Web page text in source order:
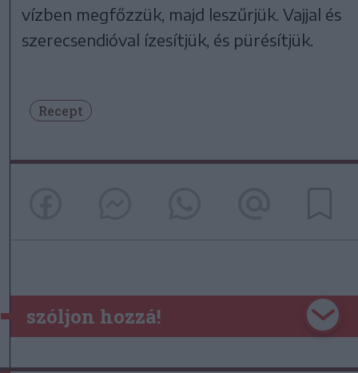
vízben megfőzzük, majd leszűrjük. Vajjal és
szerecsendióval ízesítjük, és pürésítjük.
Recept
szóljon hozzá!